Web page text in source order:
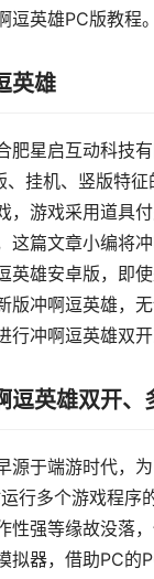
英雄PC版教程。
英雄
肥星启互动科技
、挂机、竖版特
，游戏采用道具付
这篇文章小编将
英雄安卓版，即
版冲啊逗英雄，
冲啊逗英雄双开
逗英雄双开、
源于端游时代，
行多个游戏程序
性强等缘故没落
拟器，借助PC的